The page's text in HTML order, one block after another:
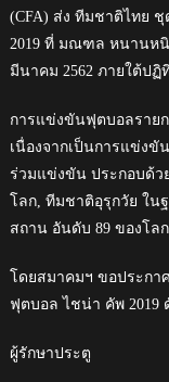
(CFA) ส่ง ทีมชาติไทย
2019 ที่ มณฑล หนานห
มีนาคม 2562 ภายใต้ปฏิ
การแข่งขันฟุตบอลราย
เนื่องจากเป็นการแข่งขัน
ร่วมแข่งขัน ประกอบด้ว
โลก, ทีมชาติอุรุกวัย ใน
สถาน อันดับ 89 ของโล
โดยสมาคมฯ ขอประกา
ฟุตบอล ไชน่า คัพ 2019
ผู้รักษาประตู